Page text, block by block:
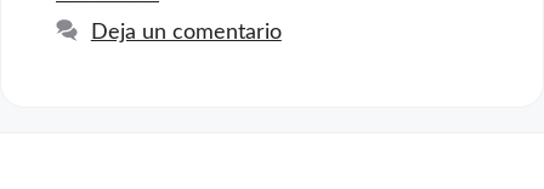
Deja un comentario